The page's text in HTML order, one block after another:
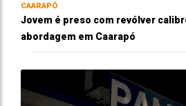
CAARAPÓ
Jovem é preso com revólver
abordagem em Caarapó